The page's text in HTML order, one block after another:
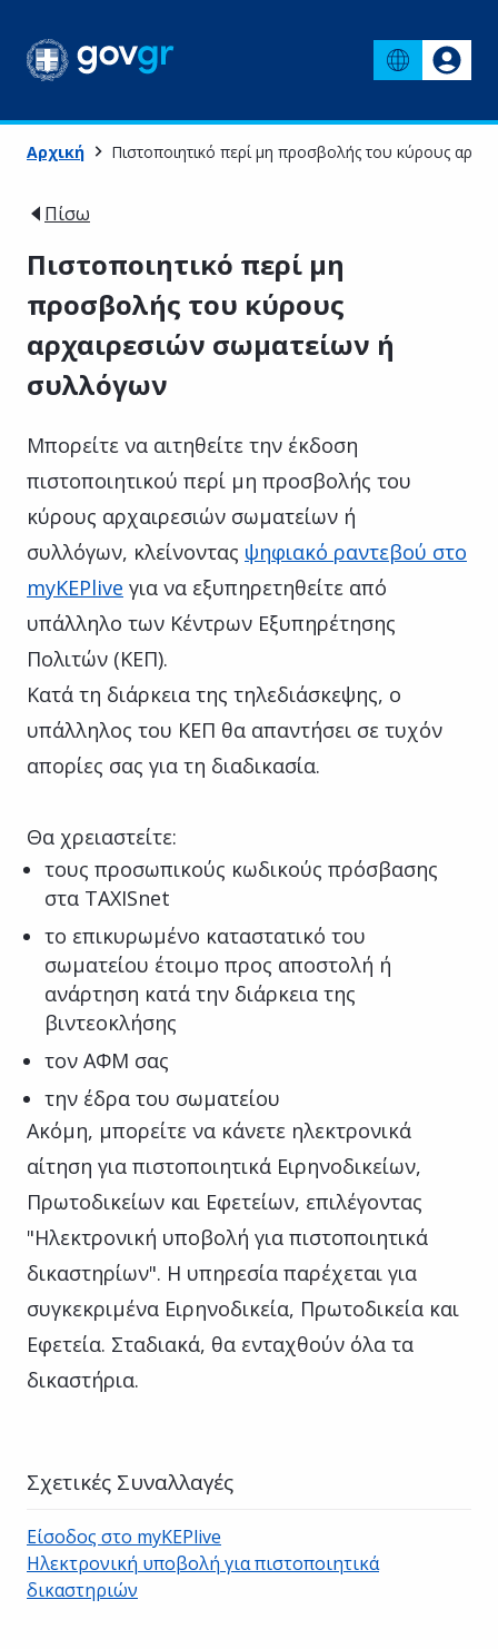
Αρχική Πιστοποιητικό περί μη προσβολής του κύρους
Πίσω
Πιστοποιητικό περί μη
προσβολής του κύρους
αρχαιρεσιών σωματείων ή
συλλόγων
Μπορείτε να αιτηθείτε την έκδοση
πιστοποιητικού περί μη προσβολής του
κύρους αρχαιρεσιών σωματείων ή
συλλόγων, κλείνοντας ψηφιακό ραντεβού στο
myKEPlive για να εξυπηρετηθείτε από
υπάλληλο των Κέντρων Εξυπηρέτησης
Πολιτών (ΚΕΠ).
Κατά τη διάρκεια της τηλεδιάσκεψης, ο
υπάλληλος του ΚΕΠ θα απαντήσει σε τυχόν
απορίες σας για τη διαδικασία.
Θα χρειαστείτε:
τους προσωπικούς κωδικούς πρόσβασης
στα TAXISnet
το επικυρωμένο καταστατικό του
σωματείου έτοιμο προς αποστολή ή
ανάρτηση κατά την διάρκεια της
βιντεοκλήσης
τον ΑΦΜ σας
την έδρα του σωματείου
Ακόμη, μπορείτε να κάνετε ηλεκτρονικά
αίτηση για πιστοποιητικά Ειρηνοδικείων,
Πρωτοδικείων και Εφετείων, επιλέγοντας
"Ηλεκτρονική υποβολή για πιστοποιητικά
δικαστηρίων". Η υπηρεσία παρέχεται για
συγκεκριμένα Ειρηνοδικεία, Πρωτοδικεία και
Εφετεία. Σταδιακά, θα ενταχθούν όλα τα
δικαστήρια.
Σχετικές Συναλλαγές
Είσοδος στο myKEPlive
Ηλεκτρονική υποβολή για πιστοποιητικά
δικαστηριών